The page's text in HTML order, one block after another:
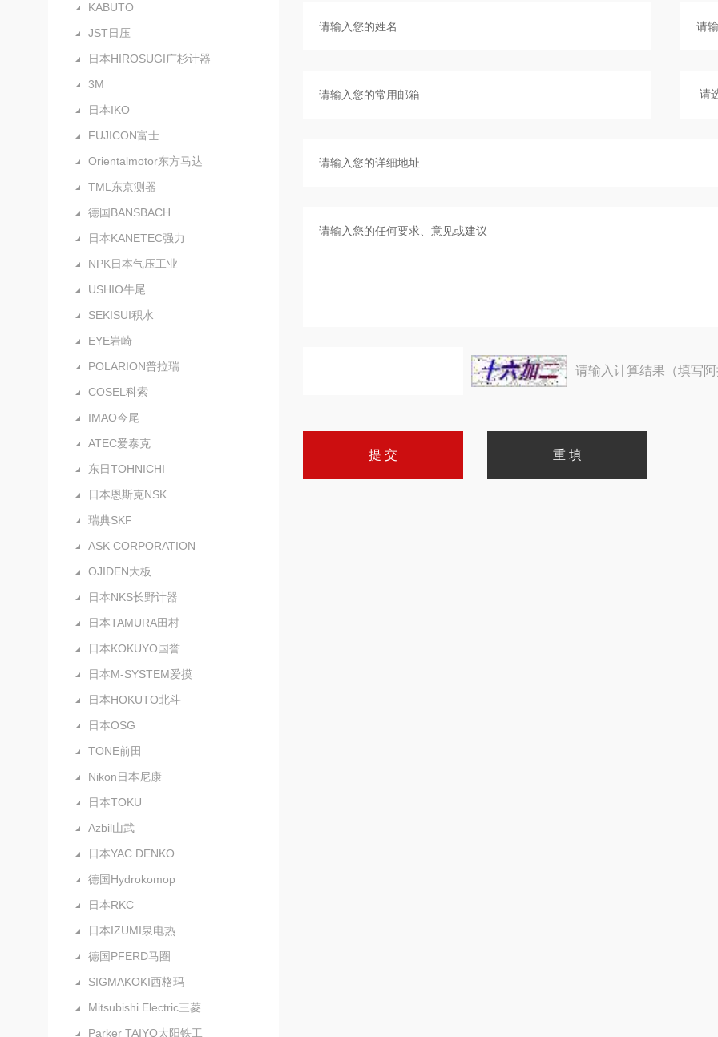
KABUTO
JST日压
日本HIROSUGI广杉计器
3M
日本IKO
FUJICON富士
Orientalmotor东方马达
TML东京测器
德国BANSBACH
日本KANETEC强力
NPK日本气压工业
USHIO牛尾
SEKISUI积水
EYE岩崎
POLARION普拉瑞
COSEL科索
IMAO今尾
ATEC爱泰克
东日TOHNICHI
日本恩斯克NSK
瑞典SKF
ASK CORPORATION
OJIDEN大板
日本NKS长野计器
日本TAMURA田村
日本KOKUYO国誉
日本M-SYSTEM爱摸
日本HOKUTO北斗
日本OSG
TONE前田
Nikon日本尼康
日本TOKU
Azbil山武
日本YAC DENKO
德国Hydrokomop
日本RKC
日本IZUMI泉电热
德国PFERD马圈
SIGMAKOKI西格玛
Mitsubishi Electric三菱
Parker TAIYO太阳铁工
请输入计算结果（填写